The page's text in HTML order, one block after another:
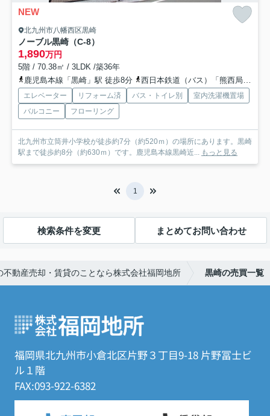
NEW
北九州市八幡西区黒崎
ノーブル黒崎（C-8）
1,890万円
5階 / 70.38㎡ / 3LDK /築36年
鹿児島本線「黒崎」駅 徒歩8分
西日本鉄道（バス）「熊西局前」バス停下車 徒歩3分
エレベーター リフォーム済 バス・トイレ別
室内洗濯機置場
バルコニー
フローリング
北九州市立筒井小学校が徒歩約7分（約520ｍ）の場所にあります。黒崎
駅まで徒歩約8分（約630ｍ）です。鹿児島本線黒崎近... もっと見る
1
検索条件を変更 まとめてお問い合わせ
不動産売却・賃貸のことなら株式会社福岡地所 黒崎の売買一覧
福岡県北九州市小倉北区片野３丁目9-18 片野冨士ビ
ル１階
FAX:093-922-6382